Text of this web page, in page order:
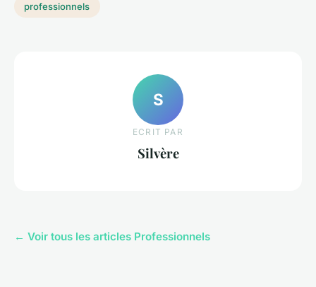
professionnels
S
ECRIT PAR
Silvère
← Voir tous les articles Professionnels